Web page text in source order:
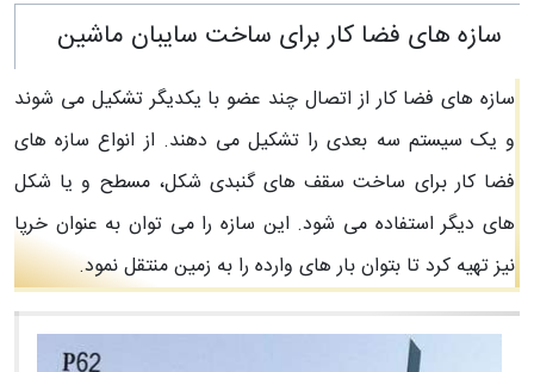
سازه های فضا کار برای ساخت سایبان ماشین
سازه های فضا کار از اتصال چند عضو با یکدیگر تشکیل می شوند
و یک سیستم سه بعدی را تشکیل می دهند. از انواع سازه های
فضا کار برای ساخت سقف های گنبدی شکل، مسطح و یا شکل
های دیگر استفاده می شود. این سازه را می توان به عنوان خرپا
نیز تهیه کرد تا بتوان بار های وارده را به زمین منتقل نمود.